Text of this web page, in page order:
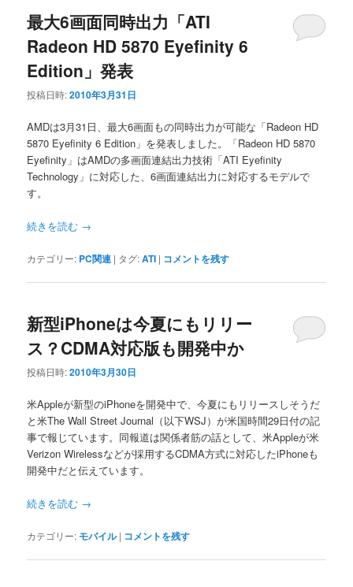
最大6画面同時出力「ATI
Radeon HD 5870 Eyefinity 6
Edition」発表
投稿日時:2010年3月31日
AMDは3月31日、最大6画面もの同時出力が可能な「Radeon HD
5870 Eyefinity 6 Edition」を発表しました。「Radeon HD 5870
Eyefinity」はAMDの多画面連結出力技術「ATI Eyefinity
Technology」に対応した、6画面連結出力に対応するモデルで
す。
続きを読む →
カテゴリー: PC関連 | タグ:ATI | コメントを残す
新型iPhoneは今夏にもリリー
ス？CDMA対応版も開発中か
投稿日時:2010年3月30日
米Appleが新型のiPhoneを開発中で、今夏にもリリースしそうだ
と米The Wall Street Journal（以下WSJ）が米国時間29日付の記
事で報じています。同報道は関係者筋の話として、米Appleが米
Verizon Wirelessなどが採用するCDMA方式に対応したiPhoneも
開発中だと伝えています。
続きを読む →
カテゴリー: モバイル | コメントを残す